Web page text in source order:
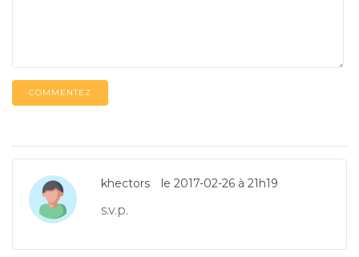
COMMENTEZ
khectors le 2017-02-26 à 21h19
s.v.p.